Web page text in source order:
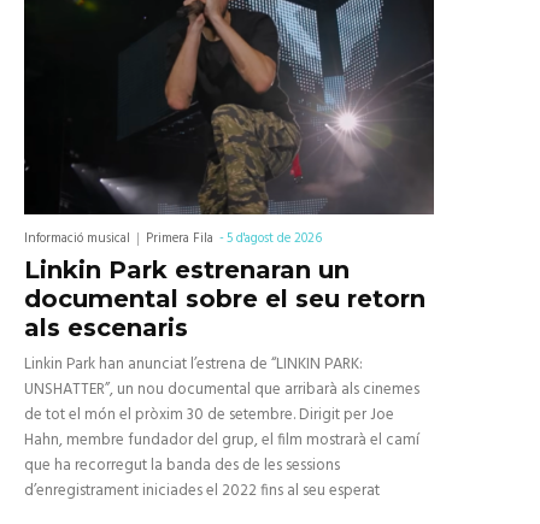
Informació musical Primera Fila -5 d'agost de 2026
Linkin Park estrenaran un
documental sobre el seu retorn
als escenaris
Linkin Park han anunciat l’estrena de “LINKIN PARK:
UNSHATTER”, un nou documental que arribarà als cinemes
de tot el món el pròxim 30 de setembre. Dirigit per Joe
Hahn, membre fundador del grup, el film mostrarà el camí
que ha recorregut la banda des de les sessions
d’enregistrament iniciades el 2022 fins al seu esperat